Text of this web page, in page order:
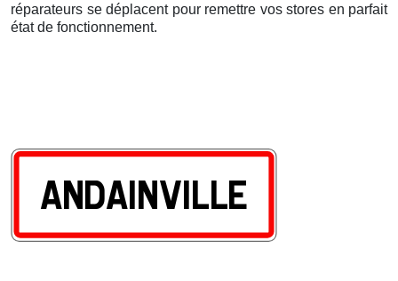
réparateurs se déplacent pour remettre vos stores en parfait
état de fonctionnement.